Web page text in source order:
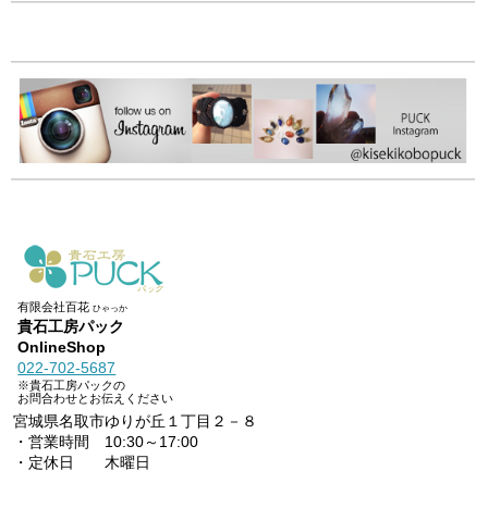
有限会社百花ひゃっか
貴石工房パック
OnlineShop
022-702-5687
※貴石工房パックの
お問合わせとお伝えください
宮城県名取市ゆりが丘１丁目２－８
・営業時間 10:30～17:00
・定休日 木曜日